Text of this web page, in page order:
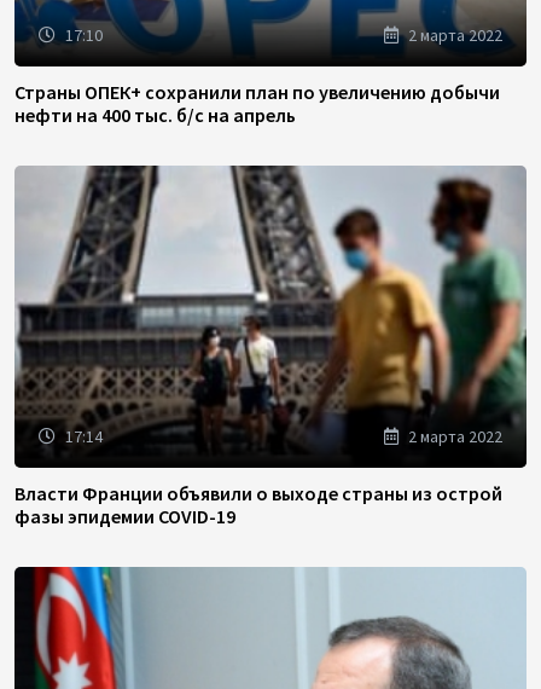
17:10 2 марта 2022
Страны ОПЕК+ сохранили план по увеличению добычи
нефти на 400 тыс. б/с на апрель
17:14 2 марта 2022
Власти Франции объявили о выходе страны из острой
фазы эпидемии COVID-19